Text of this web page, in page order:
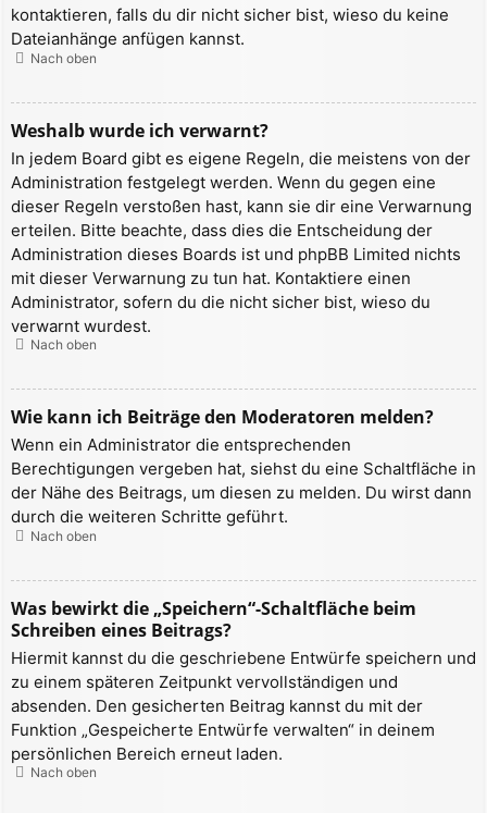
kontaktieren, falls du dir nicht sicher bist, wieso du keine
Dateianhänge anfügen kannst.
Nach oben
Weshalb wurde ich verwarnt?
In jedem Board gibt es eigene Regeln, die meistens von der
Administration festgelegt werden. Wenn du gegen eine
dieser Regeln verstoßen hast, kann sie dir eine Verwarnung
erteilen. Bitte beachte, dass dies die Entscheidung der
Administration dieses Boards ist und phpBB Limited nichts
mit dieser Verwarnung zu tun hat. Kontaktiere einen
Administrator, sofern du die nicht sicher bist, wieso du
verwarnt wurdest.
Nach oben
Wie kann ich Beiträge den Moderatoren melden?
Wenn ein Administrator die entsprechenden
Berechtigungen vergeben hat, siehst du eine Schaltfläche in
der Nähe des Beitrags, um diesen zu melden. Du wirst dann
durch die weiteren Schritte geführt.
Nach oben
Was bewirkt die „Speichern“-Schaltfläche beim
Schreiben eines Beitrags?
Hiermit kannst du die geschriebene Entwürfe speichern und
zu einem späteren Zeitpunkt vervollständigen und
absenden. Den gesicherten Beitrag kannst du mit der
Funktion „Gespeicherte Entwürfe verwalten“ in deinem
persönlichen Bereich erneut laden.
Nach oben